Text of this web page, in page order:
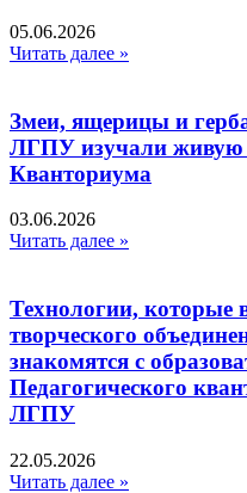
05.06.2026
Читать далее »
Змеи, ящерицы и
ЛГПУ изучали живую
Кванториума
03.06.2026
Читать далее »
Технологии, которые
творческого
знакомятся с
Педагогического
ЛГПУ
22.05.2026
Читать далее »